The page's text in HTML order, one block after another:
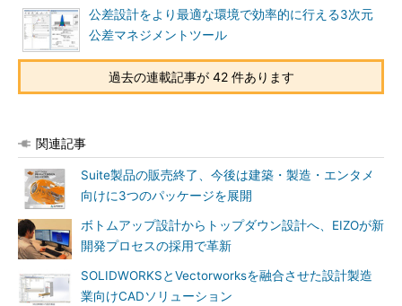
公差設計をより最適な環境で効率的に行える3次元
公差マネジメントツール
過去の連載記事が 42 件あります
関連記事
Suite製品の販売終了、今後は建築・製造・エンタメ
向けに3つのパッケージを展開
ボトムアップ設計からトップダウン設計へ、EIZOが新
開発プロセスの採用で革新
SOLIDWORKSとVectorworksを融合させた設計製造
業向けCADソリューション